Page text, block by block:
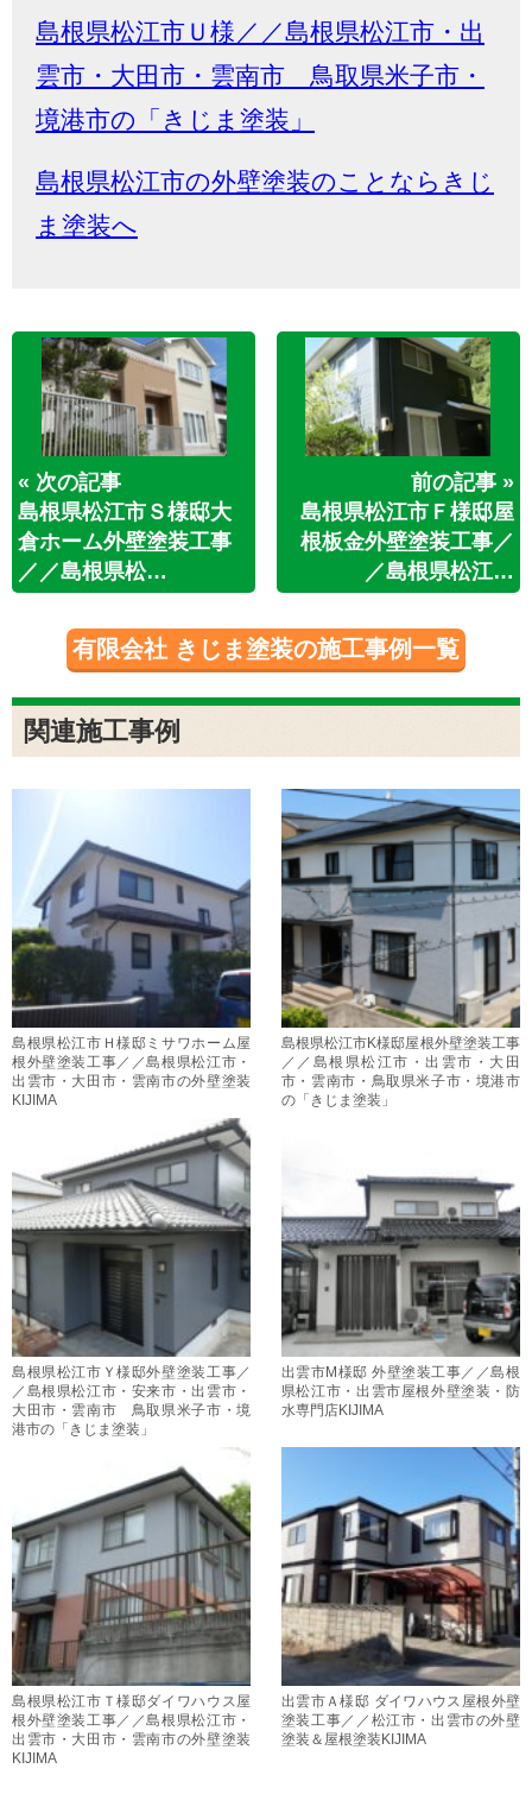
島根県松江市Ｕ様／／島根県松江市・出
雲市・大田市・雲南市 鳥取県米子市・
境港市の「きじま塗装」
島根県松江市の外壁塗装のことならきじ
ま塗装へ
« 次の記事
島根県松江市Ｓ様邸大
倉ホーム外壁塗装工事
／／島根県松…
前の記事 »
島根県松江市Ｆ様邸屋
根板金外壁塗装工事／
／島根県松江…
有限会社 きじま塗装の施工事例一覧
関連施工事例
島根県松江市Ｈ様邸ミサワホーム屋
根外壁塗装工事／／島根県松江市・
出雲市・大田市・雲南市の外壁塗装
KIJIMA
島根県松江市K様邸屋根外壁塗装工事
／／島根県松江市・出雲市・大田
市・雲南市・鳥取県米子市・境港市
の「きじま塗装」
島根県松江市Ｙ様邸外壁塗装工事／
／島根県松江市・安来市・出雲市・
大田市・雲南市 鳥取県米子市・境
港市の「きじま塗装」
出雲市M様邸 外壁塗装工事／／島根
県松江市・出雲市屋根外壁塗装・防
水専門店KIJIMA
島根県松江市Ｔ様邸ダイワハウス屋
根外壁塗装工事／／島根県松江市・
出雲市・大田市・雲南市の外壁塗装
KIJIMA
出雲市Ａ様邸 ダイワハウス屋根外壁
塗装工事／／松江市・出雲市の外壁
塗装＆屋根塗装KIJIMA